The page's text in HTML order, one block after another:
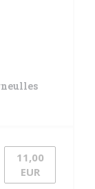
11,00
EUR